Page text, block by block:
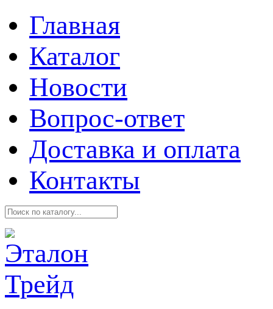
Главная
Каталог
Новости
Вопрос-ответ
Доставка и оплата
Контакты